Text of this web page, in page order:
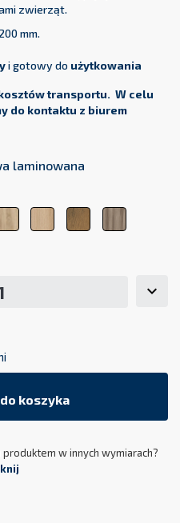
zwierząt.
mm.
i gotowy do użytkowania
transportu. W celu
do kontaktu z biurem
laminowana
Dąb
Sonoma
Dąb
Lindberg
Dąb
Lancelot
Wiąz
Baron
koszyka
w innych wymiarach?